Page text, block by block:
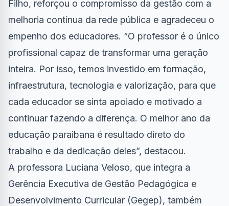
Filho, reforçou o compromisso da gestão com a
melhoria contínua da rede pública e agradeceu o
empenho dos educadores. “O professor é o único
profissional capaz de transformar uma geração
inteira. Por isso, temos investido em formação,
infraestrutura, tecnologia e valorização, para que
cada educador se sinta apoiado e motivado a
continuar fazendo a diferença. O melhor ano da
educação paraibana é resultado direto do
trabalho e da dedicação deles”, destacou.
A professora Luciana Veloso, que integra a
Gerência Executiva de Gestão Pedagógica e
Desenvolvimento Curricular (Gegep), também